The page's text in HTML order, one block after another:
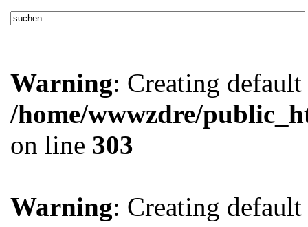
Warning: Creating
/home/wwwzdre/
on line 303
Warning: Creating